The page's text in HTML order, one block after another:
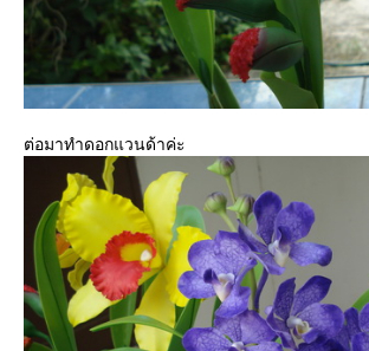
ต่อมาทำดอกแวนด้าค่ะ